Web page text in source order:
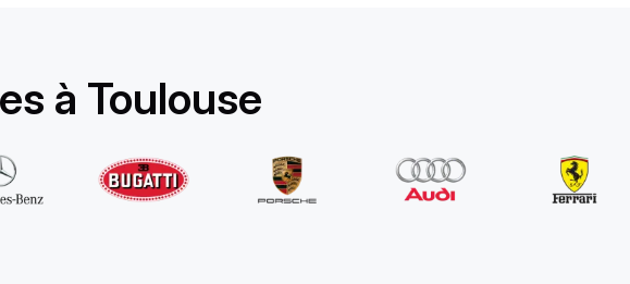
à Toulouse